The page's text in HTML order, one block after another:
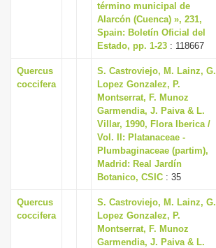
término municipal de
Alarcón (Cuenca) », 231,
Spain: Boletín Oficial del
Estado, pp. 1-23 : 118667
Quercus
coccifera
S. Castroviejo, M. Lainz, G.
Lopez Gonzalez, P.
Montserrat, F. Munoz
Garmendia, J. Paiva & L.
Villar, 1990, Flora Iberica /
Vol. II: Platanaceae -
Plumbaginaceae (partim),
Madrid: Real Jardín
Botanico, CSIC : 35
Quercus
coccifera
S. Castroviejo, M. Lainz, G.
Lopez Gonzalez, P.
Montserrat, F. Munoz
Garmendia, J. Paiva & L.